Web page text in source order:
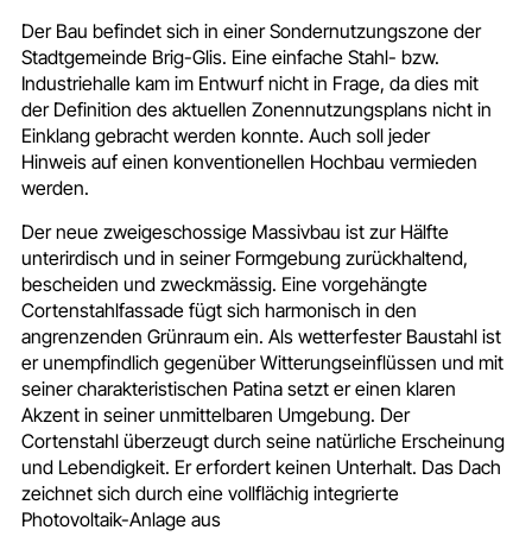
Der Bau befindet sich in einer Sondernutzungszone der
Stadtgemeinde Brig-Glis. Eine einfache Stahl- bzw.
Industriehalle kam im Entwurf nicht in Frage, da dies mit
der Definition des aktuellen Zonennutzungsplans nicht in
Einklang gebracht werden konnte. Auch soll jeder
Hinweis auf einen konventionellen Hochbau vermieden
werden.
Der neue zweigeschossige Massivbau ist zur Hälfte
unterirdisch und in seiner Formgebung zurückhaltend,
bescheiden und zweckmässig. Eine vorgehängte
Cortenstahlfassade fügt sich harmonisch in den
angrenzenden Grünraum ein. Als wetterfester Baustahl ist
er unempfindlich gegenüber Witterungseinflüssen und mit
seiner charakteristischen Patina setzt er einen klaren
Akzent in seiner unmittelbaren Umgebung. Der
Cortenstahl überzeugt durch seine natürliche Erscheinung
und Lebendigkeit. Er erfordert keinen Unterhalt. Das Dach
zeichnet sich durch eine vollflächig integrierte
Photovoltaik-Anlage aus